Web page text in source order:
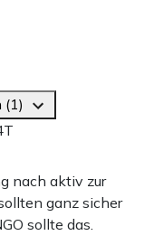
nach aktiv zur
ganz sicher
sollte das.